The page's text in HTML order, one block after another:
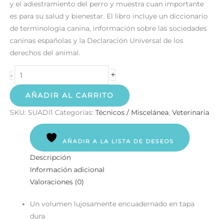
y el adiestramiento del perro y muestra cuan importante
es para su salud y bienestar. El libro incluye un diccionario
de terminología canina, información sobre las sociedades
caninas españolas y la Declaración Universal de los
derechos del animal.
- +
AÑADIR AL CARRITO
SKU: SUADI1 Categorías: Técnicos / Miscelánea, Veterinaria
AÑADIR A LA LISTA DE DESEOS
Descripción
Información adicional
Valoraciones (0)
Un volumen lujosamente encuadernado en tapa
dura